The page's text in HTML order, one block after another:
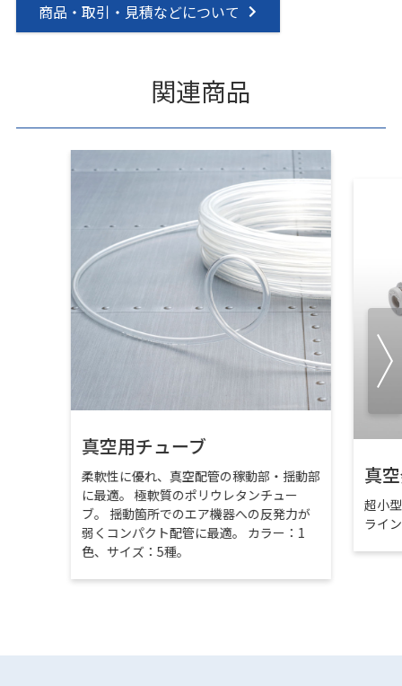
商品・取引・見積などについて
関連商品
真空用チューブ
柔軟性に優れ、真空配管の稼動部・揺動部
に最適。 極軟質のポリウレタンチュー
ブ。 揺動箇所でのエア機器への反発力が
弱くコンパクト配管に最適。 カラー：1
色、サイズ：5種。
真
超小
ライ